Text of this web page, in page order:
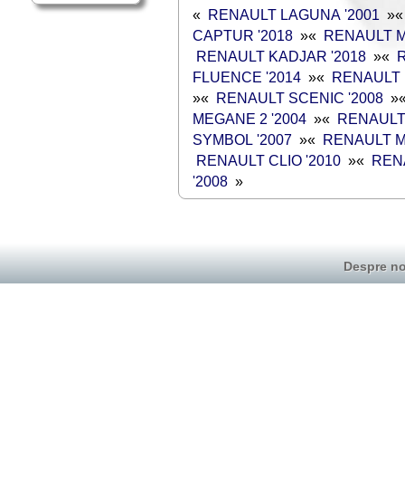
« RENAULT LAGUNA '2001 »
CAPTUR '2018 »« RENAULT
RENAULT KADJAR '2018 »«
FLUENCE '2014 »« RENAULT
»« RENAULT SCENIC '2008 »
MEGANE 2 '2004 »«
SYMBOL '2007 »« RENAULT
RENAULT CLIO '2010 »«
'2008 »
Despre